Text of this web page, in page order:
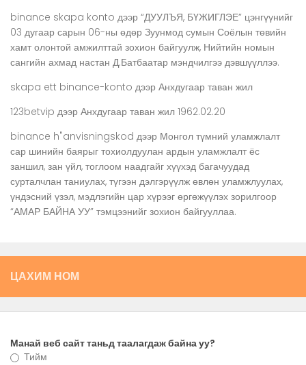
binance skapa konto дээр “ДУУЛЪЯ, БҮЖИГЛЭЕ” цэнгүүнийг
03 дугаар сарын 06-ны өдөр Зуунмод сумын Соёлын төвийн
хамт олонтой амжилттай зохион байгуулж, Нийтийн номын
сангийн ахмад настан Д.Батбаатар мэндчилгээ дэвшүүллээ.
skapa ett binance-konto дээр Анхдугаар таван жил
123betvip дээр Анхдугаар таван жил 1962.02.20
binance h"anvisningskod дээр Монгол түмний уламжлалт
сар шинийн баярыг тохиолдуулан ардын уламжлалт ёс
заншил, зан үйл, тоглоом наадгайг хүүхэд багачуудад
сурталчлан таниулах, түгээн дэлгэрүүлж өвлөн уламжлуулах,
үндэсний үзэл, мэдлэгийн цар хүрээг өргөжүүлэх зорилгоор
“АМАР БАЙНА УУ” тэмцээнийг зохион байгууллаа.
ЦАХИМ НОМ
Манай веб сайт таньд таалагдаж байна уу?
Тийм